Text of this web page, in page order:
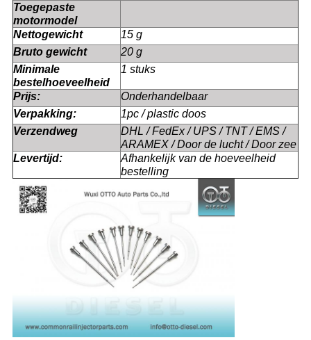
Toegepaste
motormodel
Nettogewicht
15 g
Bruto gewicht
20 g
Minimale
bestelhoeveelheid
1 stuks
Prijs:
Onderhandelbaar
Verpakking:
1pc / plastic doos
Verzendweg
DHL / FedEx / UPS / TNT / EMS /
ARAMEX / Door de lucht / Door zee
Levertijd:
Afhankelijk van de hoeveelheid
bestelling